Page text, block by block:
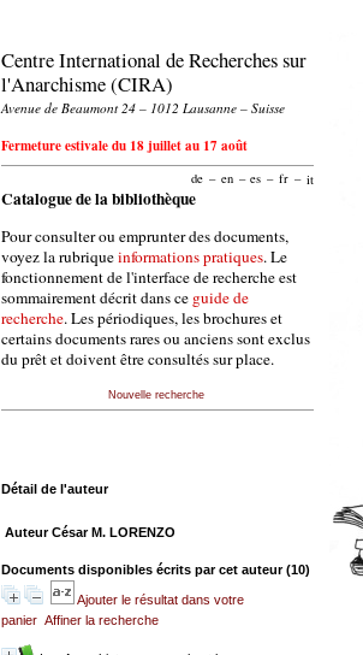
Centre International de Recherches sur
l'Anarchisme (CIRA)
Avenue de Beaumont 24 – 1012 Lausanne – Suisse
Fermeture estivale du 18 juillet au 17 août
de – en – es – fr – it
Catalogue de la bibliothèque
Pour consulter ou emprunter des documents,
voyez la rubriqueinformations pratiques. Le
fonctionnement de l'interface de recherche est
sommairement décrit dans ce guide de
recherche. Les périodiques, les brochures et
certains documents rares ou anciens sont exclus
du prêt et doivent être consultés sur place.
Nouvelle recherche
Détail de l'auteur
Auteur César M. LORENZO
Documents disponibles écrits par cet auteur (10)
Ajouter le résultat dans votre
panier Affiner la recherche